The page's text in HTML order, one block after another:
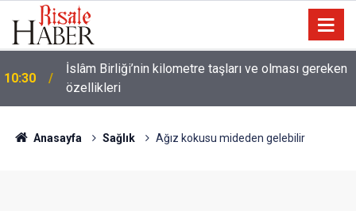
09:47
Ünlü futbolcu Dembele: Eşimin yüzünü
göstermemesi dini bir mesele!
Anasayfa Sağlık Ağız kokusu mideden gelebilir